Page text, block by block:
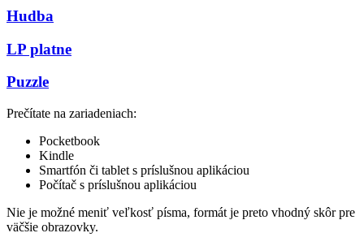
Hudba
LP platne
Puzzle
Prečítate na zariadeniach:
Pocketbook
Kindle
Smartfón či tablet s príslušnou aplikáciou
Počítač s príslušnou aplikáciou
Nie je možné meniť veľkosť písma, formát je preto vhodný skôr pre
väčšie obrazovky.